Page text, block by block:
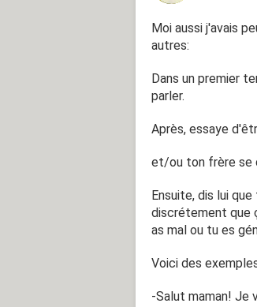
Moi aussi j'avais
autres:
Dans un premier
parler.
Après, essaye
et/ou ton frère se
Ensuite, dis lui
discrétement que
as mal ou tu es
Voici des
-Salut maman! Je